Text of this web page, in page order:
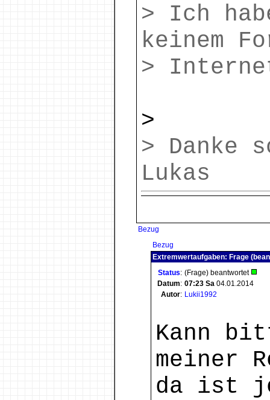
> Ich
keinem
>
>
> Danke
Lukas
Bezug
Bezug
Extremwertaufgaben: Frage
Status: (Frage) beantwortet
Datum: 07:23 Sa 04.01.2014
Autor: Lukii1992
Kann
meiner
da ist